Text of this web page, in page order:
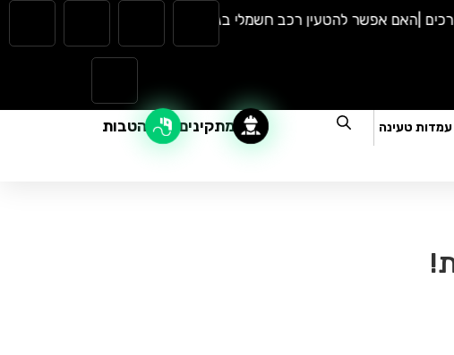
|האם אפשר להטעין רכב חשמלי בגשם? כל מה שצריך לדעת |
טעינה מתקינים הטבות